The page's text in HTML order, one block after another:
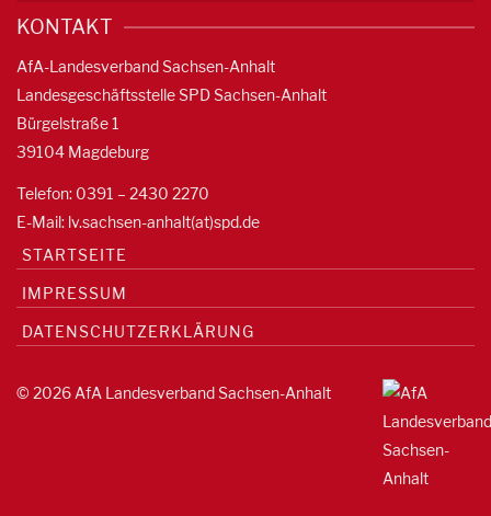
KONTAKT
AfA-Landesverband Sachsen-Anhalt
Landesgeschäftsstelle SPD Sachsen-Anhalt
Bürgelstraße 1
39104 Magdeburg
Telefon: 0391 – 2430 2270
E-Mail: lv.sachsen-anhalt(at)spd.de
STARTSEITE
IMPRESSUM
DATENSCHUTZERKLÄRUNG
© 2026 AfA Landesverband Sachsen-Anhalt